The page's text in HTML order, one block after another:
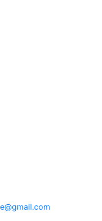
@gmail.com